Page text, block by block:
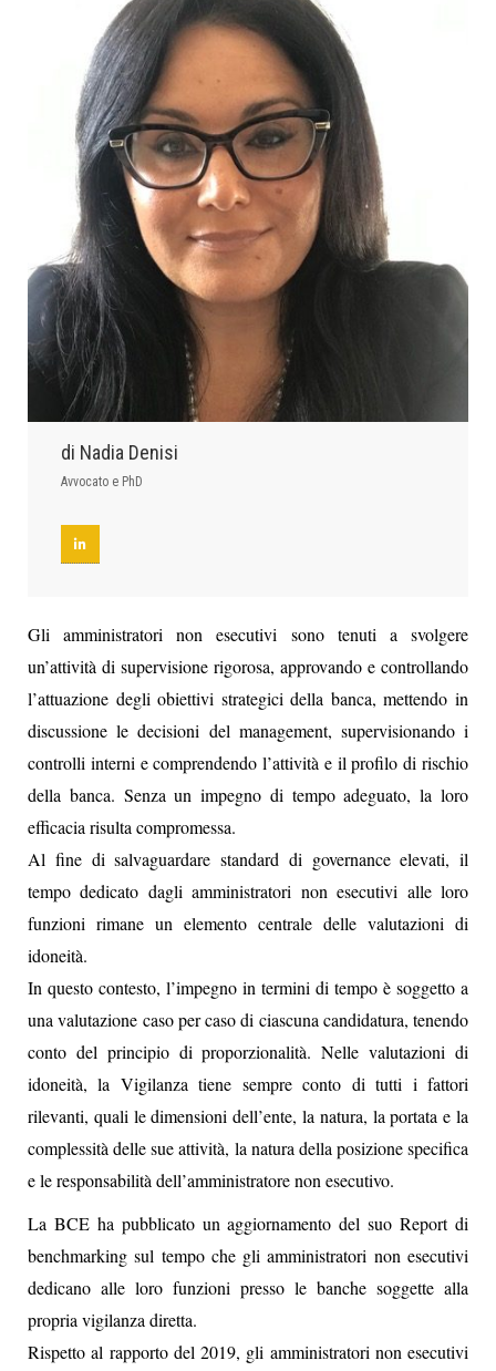
di Nadia Denisi
Avvocato e PhD
Gli amministratori non esecutivi sono tenuti a svolgere
un’attività di supervisione rigorosa, approvando e controllando
l’attuazione degli obiettivi strategici della banca, mettendo in
discussione le decisioni del management, supervisionando i
controlli interni e comprendendo l’attività e il profilo di rischio
della banca. Senza un impegno di tempo adeguato, la loro
efficacia risulta compromessa.
Al fine di salvaguardare standard di governance elevati, il
tempo dedicato dagli amministratori non esecutivi alle loro
funzioni rimane un elemento centrale delle valutazioni di
idoneità.
In questo contesto, l’impegno in termini di tempo è soggetto a
una valutazione caso per caso di ciascuna candidatura, tenendo
conto del principio di proporzionalità. Nelle valutazioni di
idoneità, la Vigilanza tiene sempre conto di tutti i fattori
rilevanti, quali le dimensioni dell’ente, la natura, la portata e la
complessità delle sue attività, la natura della posizione specifica
e le responsabilità dell’amministratore non esecutivo.
La BCE ha pubblicato un aggiornamento del suo Report di
benchmarking sul tempo che gli amministratori non esecutivi
dedicano alle loro funzioni presso le banche soggette alla
propria vigilanza diretta.
Rispetto al rapporto del 2019, gli amministratori non esecutivi